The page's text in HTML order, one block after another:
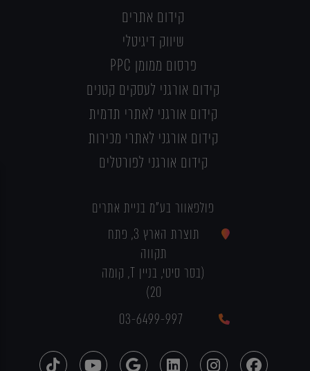
קידום אתרים
שיווק דיגיטלי
פרסום ממומן PPC
קידום אורגני לעסקים קטנים
קידום אורגני לאתרי תדמית
קידום אורגני לאתרי מכירות
קידום אורגני לפורטלים
פולפאוור בע"מ בניית אתרים
תוצרת הארץ 3, פתח
תקווה
(בסר סיטי, בניין T, קומה
20)
03-6499-997